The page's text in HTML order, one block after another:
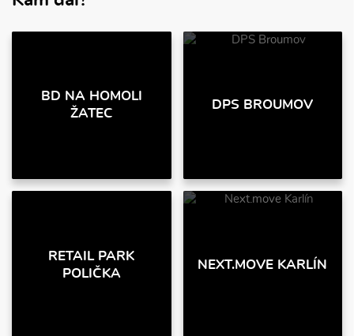
BD NA HOMOLI
ŽATEC
DPS BROUMOV
RETAIL PARK
POLIČKA
NEXT.MOVE KARLÍN